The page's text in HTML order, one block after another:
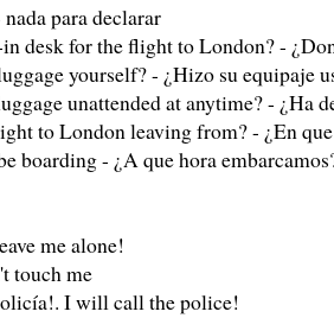
para declarar
desk for the flight to London? -
yourself? - ¿Hizo su equipaje
unattended at anytime? - ¿Ha
to London leaving from? - ¿En
boarding - ¿A que hora
me alone!
touch me
I will call the police!